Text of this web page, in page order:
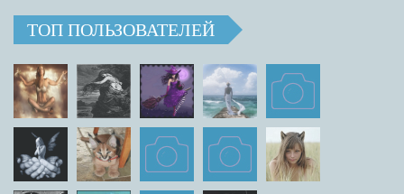
ТОП ПОЛЬЗОВАТЕЛЕЙ